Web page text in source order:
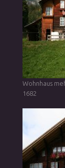
Wohnhaus
1682